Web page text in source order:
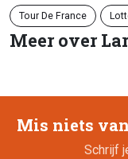
Tour De France
Meer over
Mis niets
Schrijf